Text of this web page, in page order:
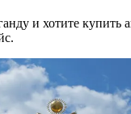
и хотите